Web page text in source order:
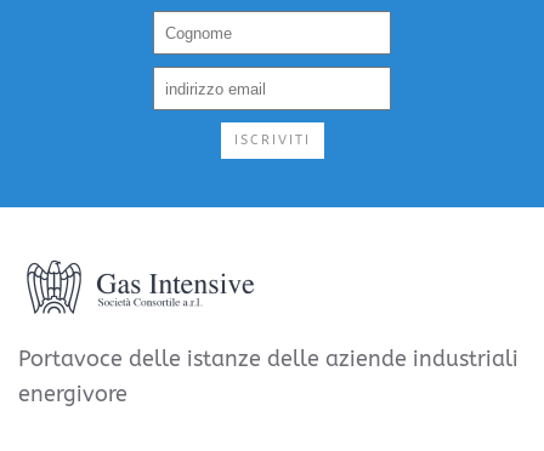
ISCRIVITI
Portavoce delle istanze delle aziende industriali
energivore